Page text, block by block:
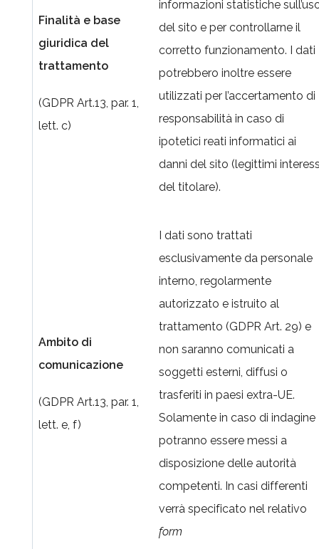
Finalità e base
giuridica del
trattamento
(GDPR Art.13, par. 1,
lett. c)
informazioni statistiche
del sito e per controllarne il
corretto funzionamento. I dati
potrebbero inoltre essere
utilizzati per l’accertamento di
responsabilità in caso di
ipotetici reati informatici ai
danni del sito (legittimi
del titolare).
Ambito di
comunicazione
(GDPR Art.13, par. 1,
lett. e, f)
I dati sono trattati
esclusivamente da personale
interno, regolarmente
autorizzato e istruito al
trattamento (GDPR Art. 29) e
non saranno comunicati a
soggetti esterni, diffusi o
trasferiti in paesi extra-UE.
Solamente in caso di indagine
potranno essere messi a
disposizione delle autorità
competenti. In casi differenti
verrà specificato nel relativo
form